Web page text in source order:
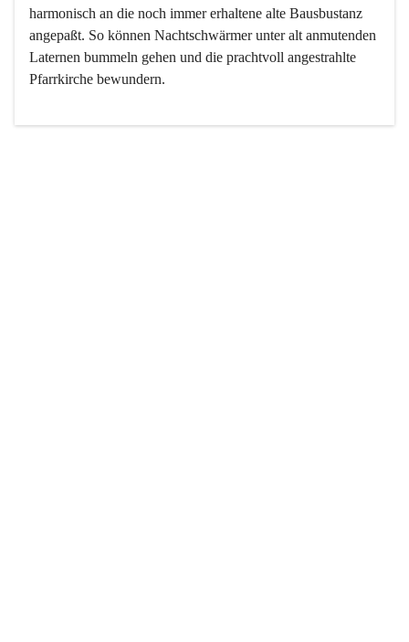
harmonisch an die noch immer erhaltene alte Bausbustanz
angepaßt. So können Nachtschwärmer unter alt anmutenden
Laternen bummeln gehen und die prachtvoll angestrahlte
Pfarrkirche bewundern.
Der Weinbau dominert heute nicht mehr, ist aber integrativer